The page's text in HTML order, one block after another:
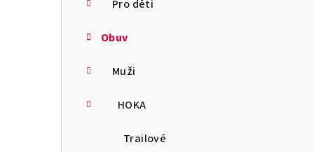
Pro děti
Obuv
Muži
HOKA
Trailové